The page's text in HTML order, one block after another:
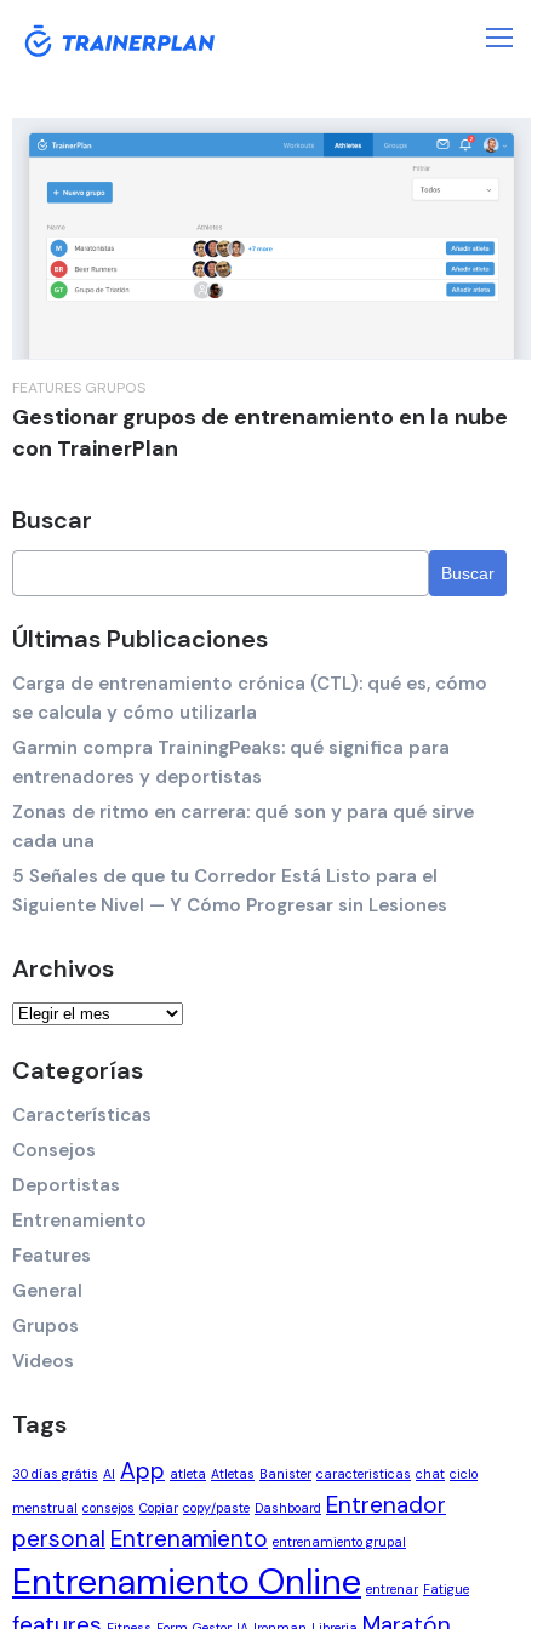
Etiqueta:entrenamiento grupal
FEATURES GRUPOS
Gestionar grupos de entrenamiento en la nube
con TrainerPlan
Buscar
Últimas Publicaciones
Carga de entrenamiento crónica (CTL): qué es, cómo
se calcula y cómo utilizarla
Garmin compra TrainingPeaks: qué significa para
entrenadores y deportistas
Zonas de ritmo en carrera: qué son y para qué sirve
cada una
5 Señales de que tu Corredor Está Listo para el
Siguiente Nivel — Y Cómo Progresar sin Lesiones
Archivos
Categorías
Características
Consejos
Deportistas
Entrenamiento
Features
General
Grupos
Videos
Tags
30 días grátis AI App atleta Atletas Banister caracteristicas chat ciclo
menstrual consejos Copiar copy/paste Dashboard Entrenador
personal Entrenamiento entrenamiento grupal
Entrenamiento Online entrenar Fatigue